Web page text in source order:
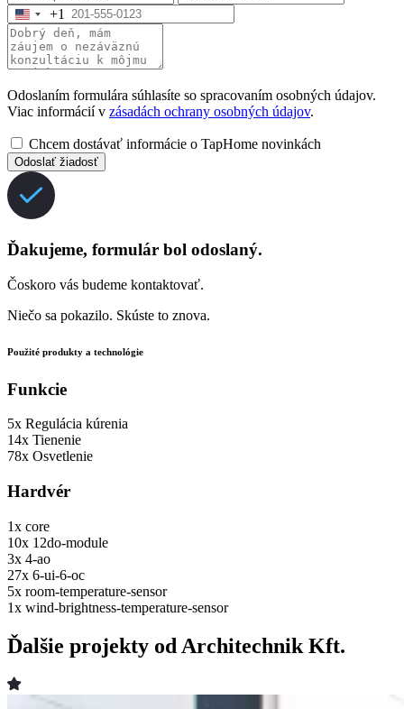
+1
Odoslaním formulára súhlasíte so spracovaním osobných údajov.
Viac informácií v zásadách ochrany osobných údajov.
Chcem dostávať informácie o TapHome novinkách
Odoslať žiadosť
Ďakujeme, formulár bol odoslaný.
Čoskoro vás budeme kontaktovať.
Niečo sa pokazilo. Skúste to znova.
Použité produkty a technológie
Funkcie
5x Regulácia kúrenia
14x Tienenie
78x Osvetlenie
Hardvér
1x core
10x 12do-module
3x 4-ao
27x 6-ui-6-oc
5x room-temperature-sensor
1x wind-brightness-temperature-sensor
Ďalšie projekty od Architechnik Kft.